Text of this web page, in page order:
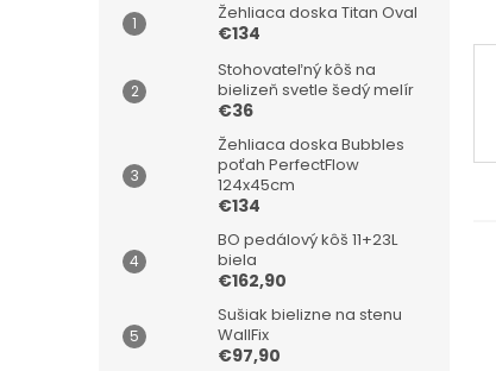
Žehliaca doska Titan Oval
€134
Stohovateľný kôš na
bielizeň svetle šedý melír
€36
Žehliaca doska Bubbles
poťah PerfectFlow
124x45cm
€134
BO pedálový kôš 11+23L
biela
€162,90
Sušiak bielizne na stenu
WallFix
€97,90